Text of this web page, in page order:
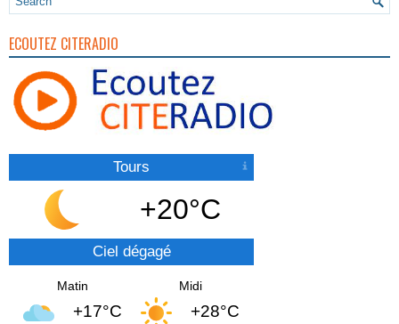
ECOUTEZ CITERADIO
Tours
+20°C
Ciel dégagé
Matin
+17°C
Midi
+28°C